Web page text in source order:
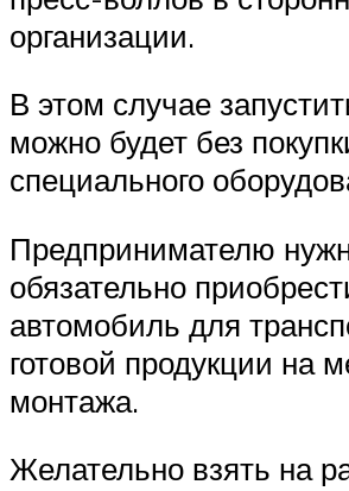
организации.
В этом случае
можно будет без
специального
Предпринимателю
обязательно
автомобиль для
готовой продукции на
монтажа.
Желательно взять на